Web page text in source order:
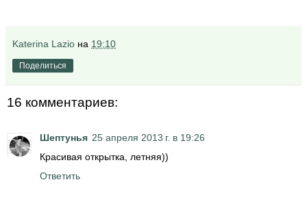
Katerina Lazio на 19:10
Поделиться
16 комментариев:
Шептунья 25 апреля 2013 г. в 19:26
Красивая открытка, летняя))
Ответить